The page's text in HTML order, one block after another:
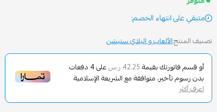
الخصم:
الألعاب و البلاي ستيشن
بقيمة 42.25 ر.س على4دفعات
متوافقة مع الشريعة الإسلامية